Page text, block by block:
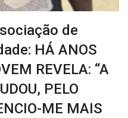
de
HÁ ANOS
REVELA: “A
PELO
ME MAIS